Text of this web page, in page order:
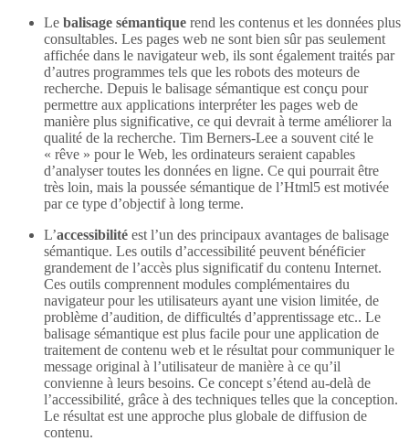
Le balisage sémantique rend les contenus et les données plus
consultables. Les pages web ne sont bien sûr pas seulement
affichée dans le navigateur web, ils sont également traités par
d’autres programmes tels que les robots des moteurs de
recherche. Depuis le balisage sémantique est conçu pour
permettre aux applications interpréter les pages web de
manière plus significative, ce qui devrait à terme améliorer la
qualité de la recherche. Tim Berners-Lee a souvent cité le
« rêve » pour le Web, les ordinateurs seraient capables
d’analyser toutes les données en ligne. Ce qui pourrait être
très loin, mais la poussée sémantique de l’Html5 est motivée
par ce type d’objectif à long terme.
L’accessibilité est l’un des principaux avantages de balisage
sémantique. Les outils d’accessibilité peuvent bénéficier
grandement de l’accès plus significatif du contenu Internet.
Ces outils comprennent modules complémentaires du
navigateur pour les utilisateurs ayant une vision limitée, de
problème d’audition, de difficultés d’apprentissage etc.. Le
balisage sémantique est plus facile pour une application de
traitement de contenu web et le résultat pour communiquer le
message original à l’utilisateur de manière à ce qu’il
convienne à leurs besoins. Ce concept s’étend au-delà de
l’accessibilité, grâce à des techniques telles que la conception.
Le résultat est une approche plus globale de diffusion de
contenu.